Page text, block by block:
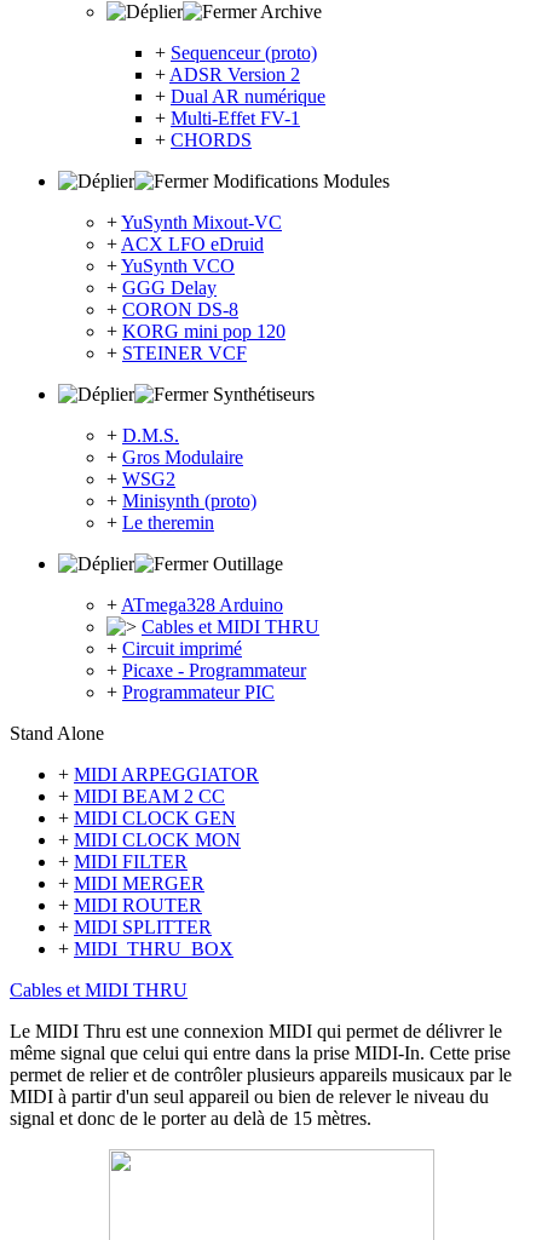
Archive
+ Sequenceur (proto)
+ ADSR Version 2
+ Dual AR numérique
+ Multi-Effet FV-1
+ CHORDS
Modifications Modules
+YuSynth Mixout-VC
+ ACX LFO eDruid
+YuSynth VCO
+ GGG Delay
+ CORON DS-8
+ KORG mini pop 120
+ STEINER VCF
Synthétiseurs
+ D.M.S.
+ Gros Modulaire
+ WSG2
+ Minisynth (proto)
+ Le theremin
Outillage
+ ATmega328 Arduino
Cables et MIDI THRU
+ Circuit imprimé
+ Picaxe - Programmateur
+ Programmateur PIC
Stand Alone
+ MIDI ARPEGGIATOR
+ MIDI BEAM 2 CC
+ MIDI CLOCK GEN
+ MIDI CLOCK MON
+ MIDI FILTER
+ MIDI MERGER
+ MIDI ROUTER
+ MIDI SPLITTER
+ MIDI_THRU_BOX
Cables et MIDI THRU
Le MIDI Thru est une connexion MIDI qui permet de délivrer le
même signal que celui qui entre dans la prise MIDI-In. Cette prise
permet de relier et de contrôler plusieurs appareils musicaux par le
MIDI à partir d'un seul appareil ou bien de relever le niveau du
signal et donc de le porter au delà de 15 mètres.